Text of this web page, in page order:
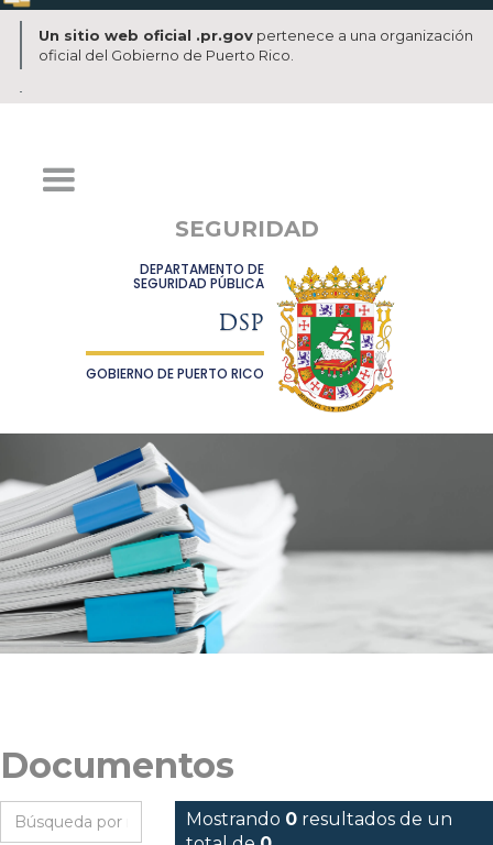
Un sitio web oficial .pr.govpertenece a una organización
oficial del Gobierno de Puerto Rico.
SEGURIDAD
DEPARTAMENTO DE
SEGURIDAD PÚBLICA
DSP
GOBIERNO DE PUERTO RICO
Documentos
Mostrando 0 resultados de un